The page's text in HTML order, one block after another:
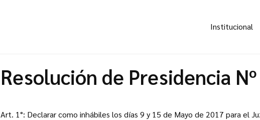
Institucional
Resolución de Presidencia
Art. 1°: Declarar como inhábiles los días 9 y 15 de Mayo de 2017 para el